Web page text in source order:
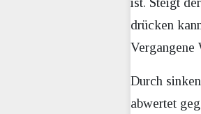
drücken
Vergangene
Durch
abwertet